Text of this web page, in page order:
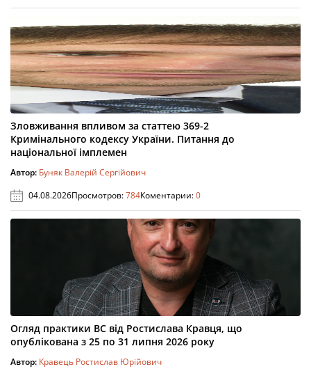
Зловживання впливом за статтею 369-2
Кримінального кодексу України. Питання до
національної імплемен
Автор: Буняк Валерій Сергійович
04.08.2026Просмотров:784Коментарии:0
Огляд практики ВС від Ростислава Кравця, що
опублікована з 25 по 31 липня 2026 року
Автор: Кравець Ростислав Юрійович